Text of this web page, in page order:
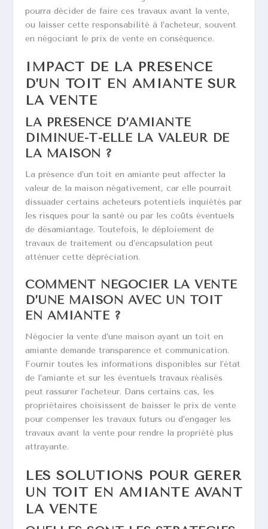
pourra décider de faire ces travaux avant la vente,
ou laisser cette responsabilité à l’acheteur, souvent
en négociant le prix de vente en conséquence.
IMPACT DE LA PRÉSENCE
D’UN TOIT EN AMIANTE SUR
LA VENTE
LA PRÉSENCE D’AMIANTE
DIMINUE-T-ELLE LA VALEUR DE
LA MAISON ?
La présence d’un toit en amiante peut affecter la
valeur de la maison négativement, car elle pourrait
dissuader certains acheteurs potentiels inquiétés par
les risques pour la santé ou par les coûts éventuels
de désamiantage. Toutefois, le déploiement de
travaux de traitement ou d’encapsulation peut
atténuer cette dépréciation.
COMMENT NÉGOCIER LA VENTE
D’UNE MAISON AVEC UN TOIT
EN AMIANTE ?
Négocier la vente d’une maison ayant un toit en
amiante demande transparence et communication.
Fournir toutes les informations disponibles sur l’état
de l’amiante et sur les éventuels travaux réalisés
peut rassurer l’acheteur. Dans certains cas, les
propriétaires choisissent de baisser le prix de vente
pour compenser les travaux futurs ou d’engager les
travaux avant la vente pour rendre la propriété plus
attrayante.
LES SOLUTIONS POUR GÉRER
UN TOIT EN AMIANTE AVANT
LA VENTE